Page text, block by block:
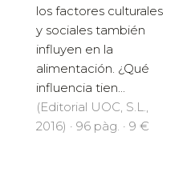
los factores culturales
y sociales también
influyen en la
alimentación. ¿Qué
influencia tien...
(Editorial UOC, S.L.,
2016) · 96 pàg. · 9 €